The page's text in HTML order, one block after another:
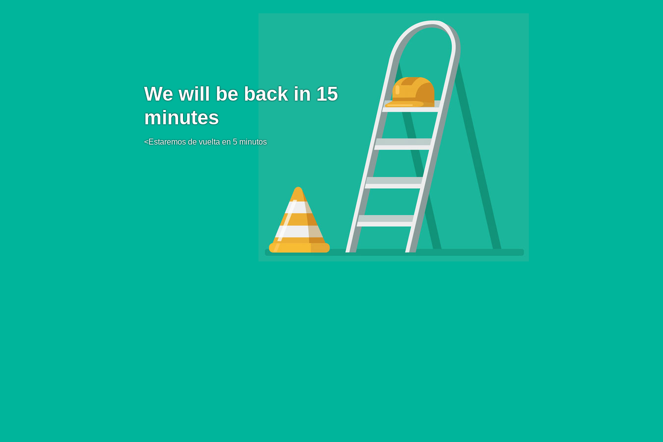
We will be back in 15
minutes
<Estaremos de vuelta en 5 minutos